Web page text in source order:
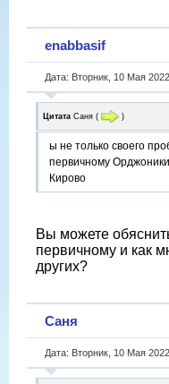
enabbasif
Дата: Вторник, 10 Мая
Цитата Саня ( )
ы не только своего
первичному
Кирово
Вы можете
первичному и как
других?
Саня
Дата: Вторник, 10 Мая